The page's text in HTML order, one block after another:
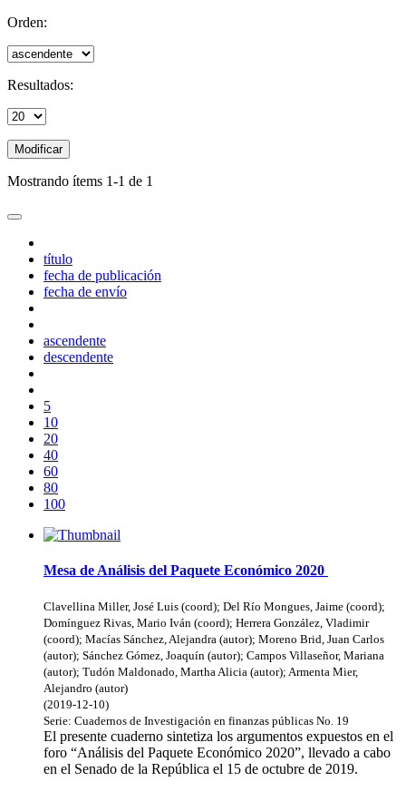
Orden:
Resultados:
Modificar
Mostrando ítems 1-1 de 1
título
fecha de publicación
fecha de envío
ascendente
descendente
5
10
20
40
60
80
100
Mesa de Análisis del Paquete Económico 2020
Clavellina Miller, José Luis (coord); Del Río Mongues, Jaime (coord);
Domínguez Rivas, Mario Iván (coord); Herrera González, Vladimir
(coord); Macías Sánchez, Alejandra (autor); Moreno Brid, Juan Carlos
(autor); Sánchez Gómez, Joaquín (autor); Campos Villaseñor, Mariana
(autor); Tudón Maldonado, Martha Alicia (autor); Armenta Mier,
Alejandro (autor)
(2019-12-10)
Serie: Cuadernos de Investigación en finanzas públicas No. 19
El presente cuaderno sintetiza los argumentos expuestos en el
foro “Análisis del Paquete Económico 2020”, llevado a cabo
en el Senado de la República el 15 de octubre de 2019.